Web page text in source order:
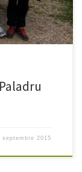
septembre 2015